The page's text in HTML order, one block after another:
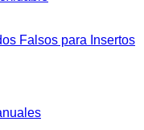
Falsos para Insertos